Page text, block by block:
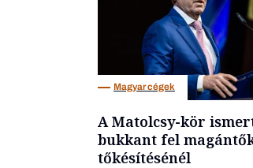
Magyar cégek
A Matolcsy-kör
bukkant fel
tőkésítésénél